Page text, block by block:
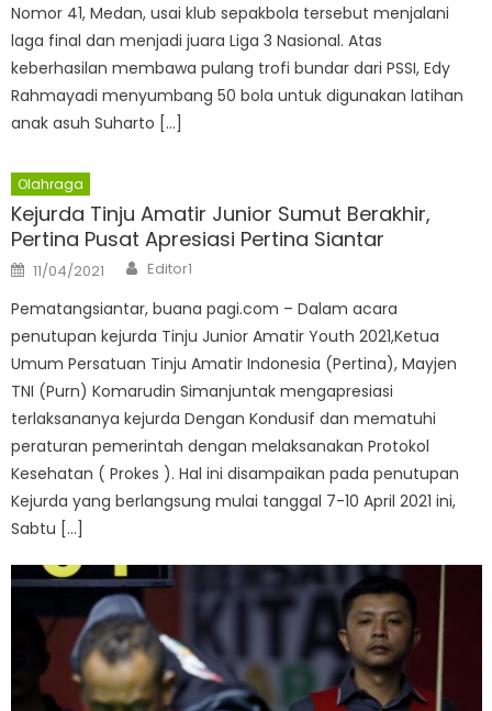
Nomor 41, Medan, usai klub sepakbola tersebut menjalani
laga final dan menjadi juara Liga 3 Nasional. Atas
keberhasilan membawa pulang trofi bundar dari PSSI, Edy
Rahmayadi menyumbang 50 bola untuk digunakan latihan
anak asuh Suharto […]
Olahraga
Kejurda Tinju Amatir Junior Sumut Berakhir,
Pertina Pusat Apresiasi Pertina Siantar
Posted
on
11/04/2021 Author
Editor1
Pematangsiantar, buana pagi.com – Dalam acara
penutupan kejurda Tinju Junior Amatir Youth 2021,Ketua
Umum Persatuan Tinju Amatir Indonesia (Pertina), Mayjen
TNI (Purn) Komarudin Simanjuntak mengapresiasi
terlaksananya kejurda Dengan Kondusif dan mematuhi
peraturan pemerintah dengan melaksanakan Protokol
Kesehatan ( Prokes ). Hal ini disampaikan pada penutupan
Kejurda yang berlangsung mulai tanggal 7-10 April 2021 ini,
Sabtu […]